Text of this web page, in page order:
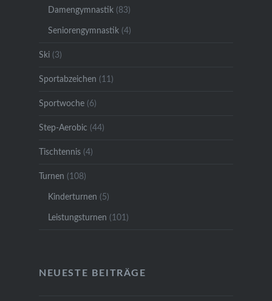
Damengymnastik(83)
Seniorengymnastik(4)
Ski(3)
Sportabzeichen (11)
Sportwoche(6)
Step-Aerobic (44)
Tischtennis(4)
Turnen (108)
Kinderturnen (5)
Leistungsturnen (101)
NEUESTE BEITRÄGE